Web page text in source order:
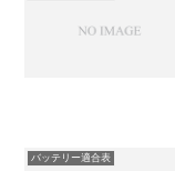
バッテリー適合表